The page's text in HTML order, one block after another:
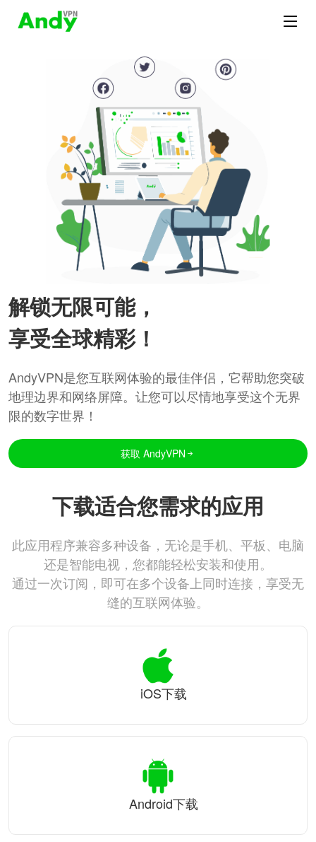
解锁无限可能，
享受全球精彩！
AndyVPN是您互联网体验的最佳伴侣，它帮助您突破
地理边界和网络屏障。让您可以尽情地享受这个无界
限的数字世界！
获取 AndyVPN
下载适合您需求的应用
此应用程序兼容多种设备，无论是手机、平板、电脑
还是智能电视，您都能轻松安装和使用。
通过一次订阅，即可在多个设备上同时连接，享受无
缝的互联网体验。
iOS下载
Android下载